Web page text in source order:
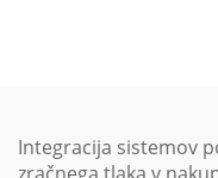
Integracija sistemov